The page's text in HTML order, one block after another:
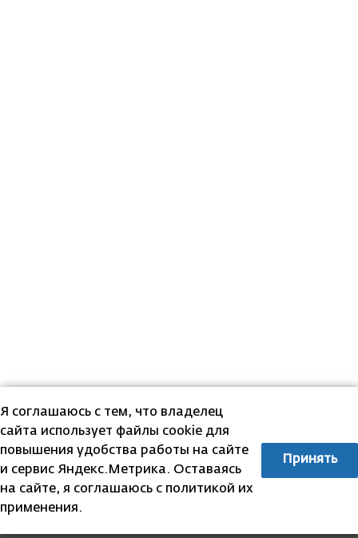
Я соглашаюсь с тем, что владелец
сайта использует файлы cookie для
повышения удобства работы на сайте
и сервис Яндекс.Метрика. Оставаясь
на сайте, я соглашаюсь с политикой их
применения.
Принять